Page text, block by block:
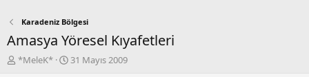
Karadeniz Bölgesi
Amasya Yöresel Kıyafetleri
K
*MeleK*
B
31 Mayıs 2009